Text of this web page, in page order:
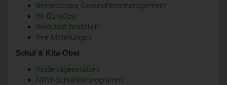
Betriebliches Gesundheitsmanagement
Ihr BüroObst
BüroObst bestellen
Ihre Mitteilungen
Schul & Kita-Obst
Kindertagesstätten
NRW-Schulobstprogramm